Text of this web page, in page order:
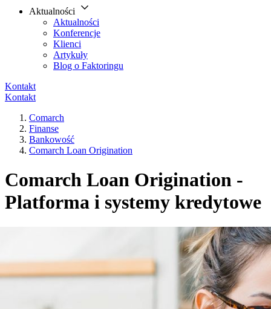
Aktualności
Aktualności
Konferencje
Klienci
Artykuły
Blog o Faktoringu
Kontakt
Kontakt
Comarch
Finanse
Bankowość
Comarch Loan Origination
Comarch Loan Origination -
Platforma i systemy kredytowe